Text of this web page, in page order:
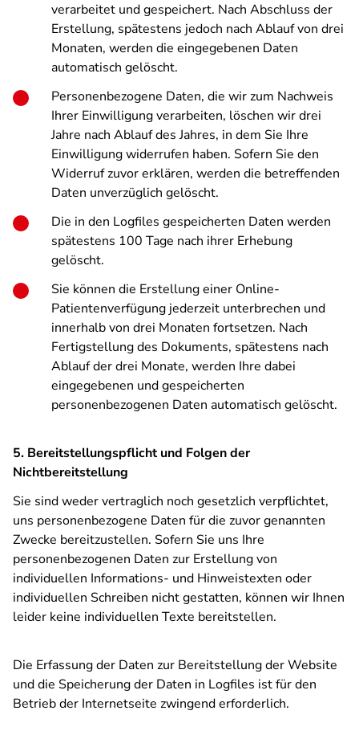
verarbeitet und gespeichert. Nach Abschluss der
Erstellung, spätestens jedoch nach Ablauf von drei
Monaten, werden die eingegebenen Daten
automatisch gelöscht.
Personenbezogene Daten, die wir zum Nachweis
Ihrer Einwilligung verarbeiten, löschen wir drei
Jahre nach Ablauf des Jahres, in dem Sie Ihre
Einwilligung widerrufen haben. Sofern Sie den
Widerruf zuvor erklären, werden die betreffenden
Daten unverzüglich gelöscht.
Die in den Logfiles gespeicherten Daten werden
spätestens 100 Tage nach ihrer Erhebung
gelöscht.
Sie können die Erstellung einer Online-
Patientenverfügung jederzeit unterbrechen und
innerhalb von drei Monaten fortsetzen. Nach
Fertigstellung des Dokuments, spätestens nach
Ablauf der drei Monate, werden Ihre dabei
eingegebenen und gespeicherten
personenbezogenen Daten automatisch gelöscht.
5. Bereitstellungspflicht und Folgen der
Nichtbereitstellung
Sie sind weder vertraglich noch gesetzlich verpflichtet,
uns personenbezogene Daten für die zuvor genannten
Zwecke bereitzustellen. Sofern Sie uns Ihre
personenbezogenen Daten zur Erstellung von
individuellen Informations- und Hinweistexten oder
individuellen Schreiben nicht gestatten, können wir Ihnen
leider keine individuellen Texte bereitstellen.
Die Erfassung der Daten zur Bereitstellung der Website
und die Speicherung der Daten in Logfiles ist für den
Betrieb der Internetseite zwingend erforderlich.